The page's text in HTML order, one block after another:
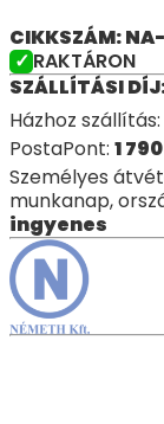
CIKKSZÁM:
RAKTÁRON
SZÁLLÍTÁSI
Házhoz szállítás:
PostaPont: 1 790
Személyes
munkanap,
ingyenes